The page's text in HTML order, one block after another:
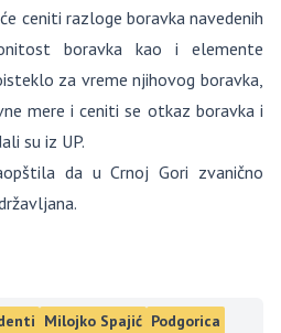
ceniti razloge boravka navedenih
boravka kao i elemente
za vreme njihovog boravka,
mere i ceniti se otkaz boravka i
su iz UP.
da u Crnoj Gori zvanično
Milojko Spajić Podgorica